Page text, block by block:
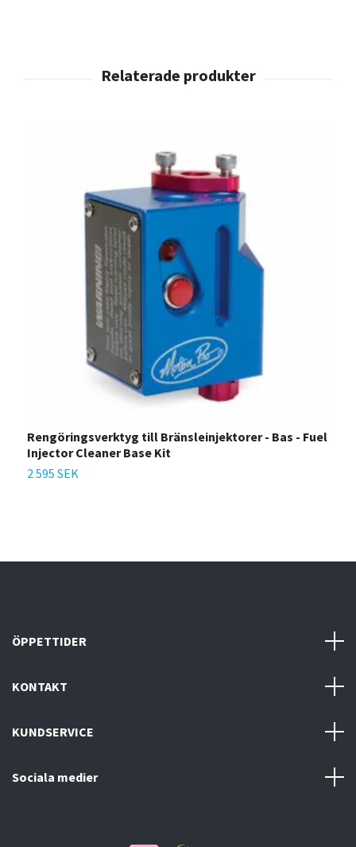
Rengöringsverktyg till Bränsleinjektorer - Bas - Fuel
Injector Cleaner Base Kit
2 595 SEK
ÖPPETTIDER
KONTAKT
KUNDSERVICE
Sociala medier